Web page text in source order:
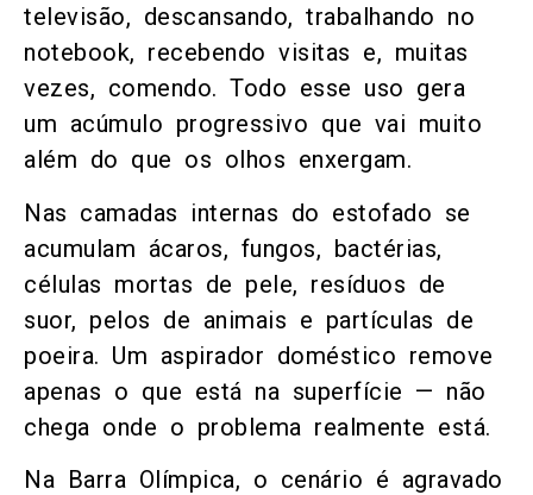
televisão, descansando, trabalhando no
notebook, recebendo visitas e, muitas
vezes, comendo. Todo esse uso gera
um acúmulo progressivo que vai muito
além do que os olhos enxergam.
Nas camadas internas do estofado se
acumulam ácaros, fungos, bactérias,
células mortas de pele, resíduos de
suor, pelos de animais e partículas de
poeira. Um aspirador doméstico remove
apenas o que está na superfície — não
chega onde o problema realmente está.
Na Barra Olímpica, o cenário é agravado